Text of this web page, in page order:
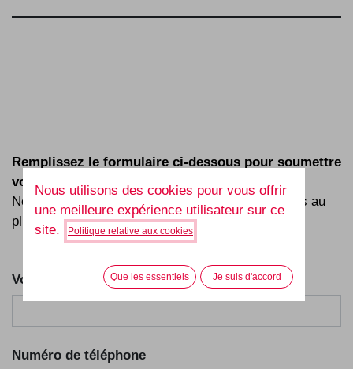
Remplissez le formulaire ci-dessous pour soumettre
votre demande ou poser vos questions.
Nous ferons notre possible pour revenir vers vous au
plus vite.
Votre nom
Numéro de téléphone
Nous utilisons des cookies pour vous offrir
une meilleure expérience utilisateur sur ce
site.
Politique relative aux cookies
Que les essentiels Je suis d'accord